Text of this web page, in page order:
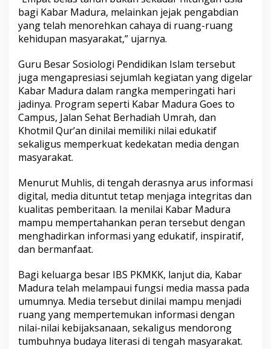
bagi Kabar Madura, melainkan jejak pengabdian
yang telah menorehkan cahaya di ruang-ruang
kehidupan masyarakat,” ujarnya.
Guru Besar Sosiologi Pendidikan Islam tersebut
juga mengapresiasi sejumlah kegiatan yang digelar
Kabar Madura dalam rangka memperingati hari
jadinya. Program seperti Kabar Madura Goes to
Campus, Jalan Sehat Berhadiah Umrah, dan
Khotmil Qur’an dinilai memiliki nilai edukatif
sekaligus memperkuat kedekatan media dengan
masyarakat.
Menurut Muhlis, di tengah derasnya arus informasi
digital, media dituntut tetap menjaga integritas dan
kualitas pemberitaan. Ia menilai Kabar Madura
mampu mempertahankan peran tersebut dengan
menghadirkan informasi yang edukatif, inspiratif,
dan bermanfaat.
Bagi keluarga besar IBS PKMKK, lanjut dia, Kabar
Madura telah melampaui fungsi media massa pada
umumnya. Media tersebut dinilai mampu menjadi
ruang yang mempertemukan informasi dengan
nilai-nilai kebijaksanaan, sekaligus mendorong
tumbuhnya budaya literasi di tengah masyarakat.